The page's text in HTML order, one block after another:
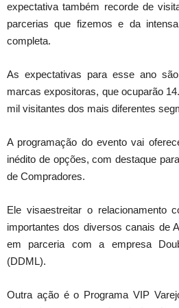
expectativa também recorde de
parcerias que fizemos e da
completa.
As expectativas para esse ano
marcas expositoras, que ocuparão
mil visitantes dos mais diferentes
A programação do evento vai
inédito de opções, com destaque
de Compradores.
Ele visaestreitar o relacionamento
importantes dos diversos canais de
em parceria com a empresa
(DDML).
Outra ação é o Programa VIP